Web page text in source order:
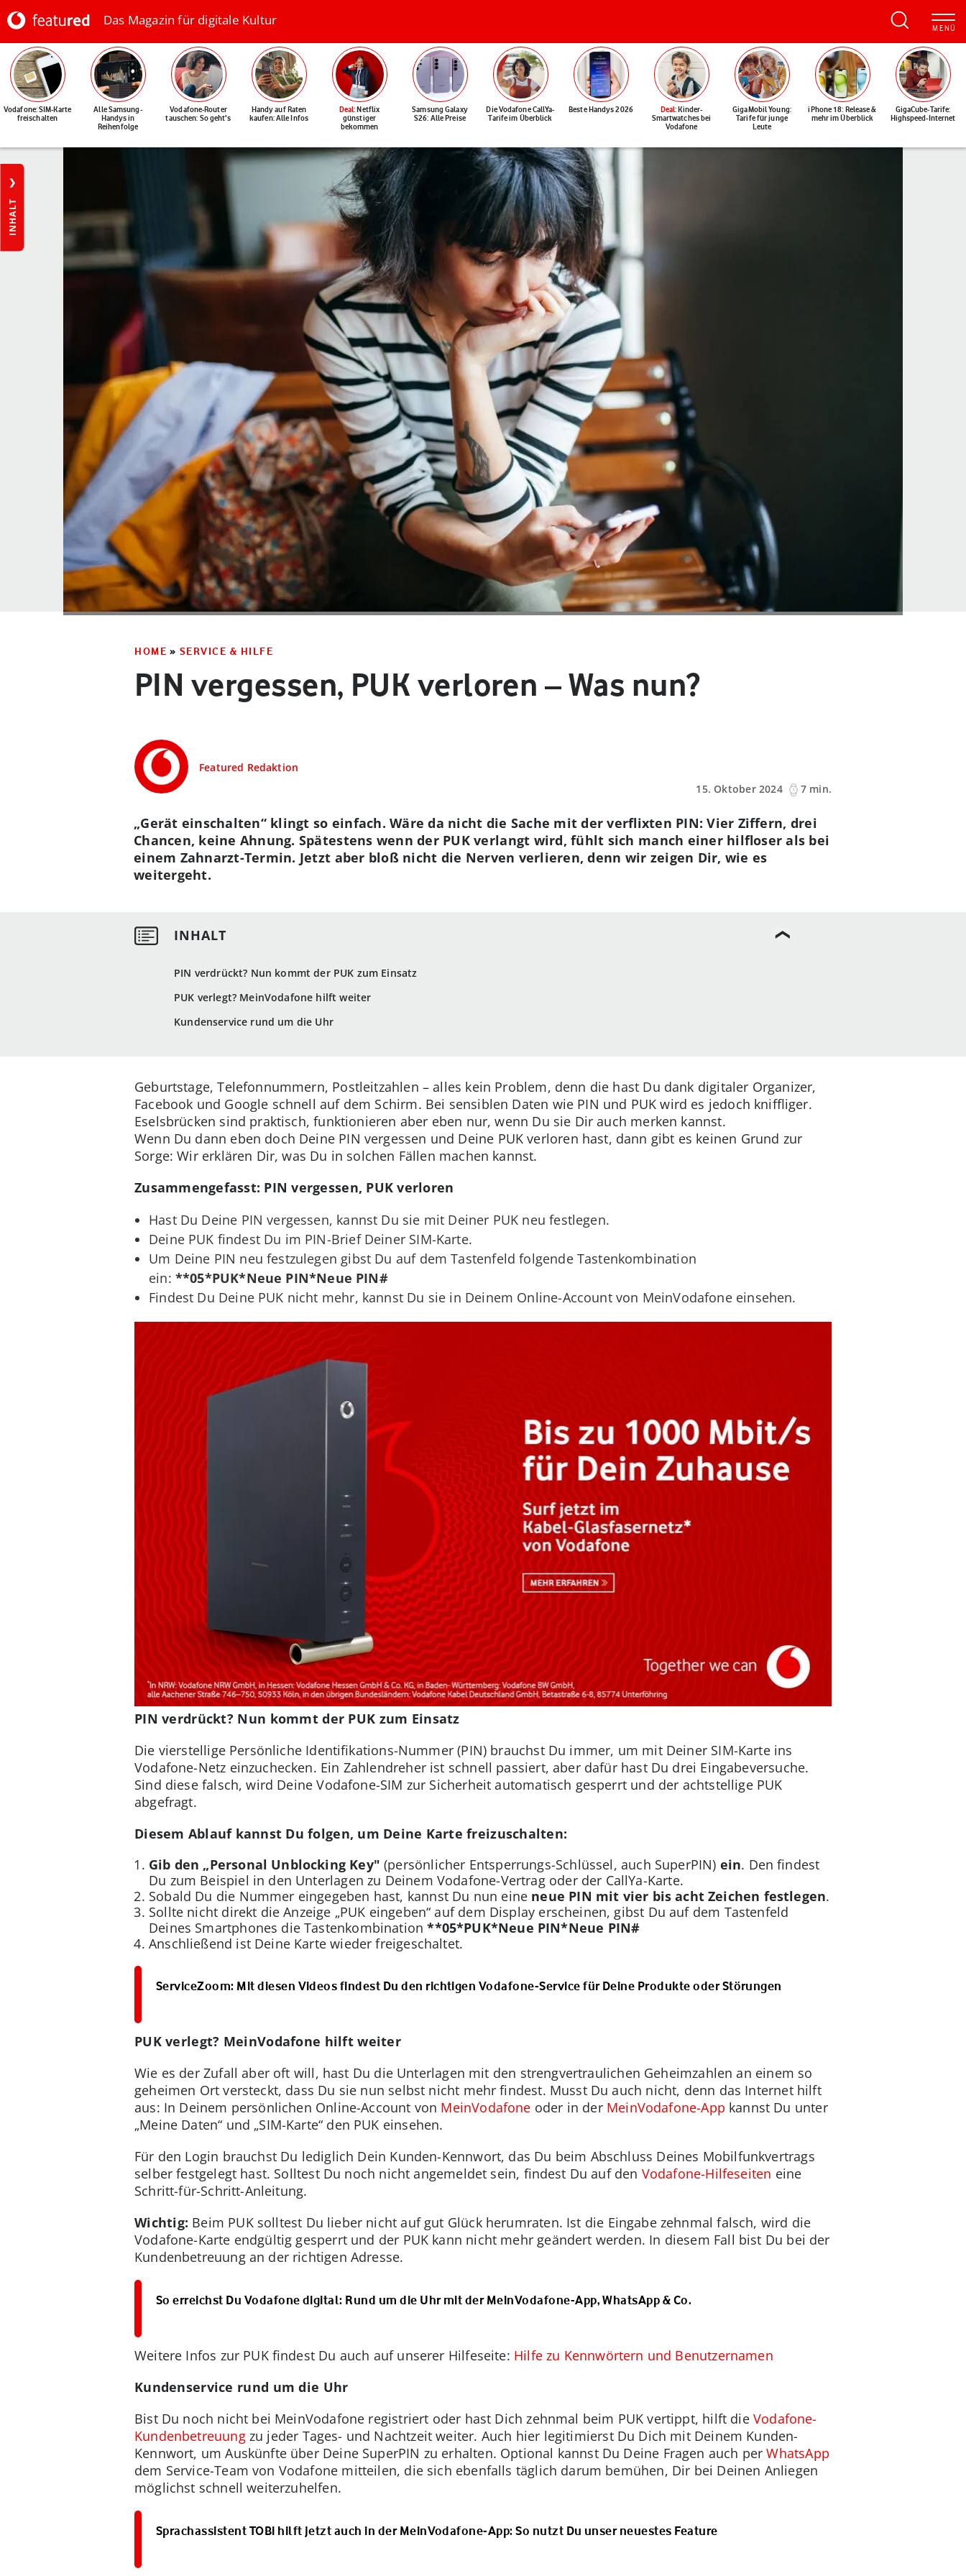
Das Magazin für digitale Kultur
Vodafone: SIM-Karte
freischalten
Alle Samsung-
Handys in
Reihenfolge
Vodafone-Router
tauschen: So geht's
Handy auf Raten
kaufen: Alle Infos
Deal: Netflix
günstiger
bekommen
Samsung Galaxy
S26: Alle Preise
Die Vodafone CallYa-
Tarife im Überblick
Beste Handys 2026 Deal: Kinder-
Smartwatches bei
Vodafone
GigaMobil Young:
Tarife für junge
Leute
iPhone 18: Release &
mehr im Überblick
GigaCube-Tarife:
Highspeed-Internet
INHALT
HOME » SERVICE & HILFE
PIN vergessen, PUK verloren – Was nun?
Featured Redaktion
15. Oktober 2024
7 min.
PIN verdrückt? Nun kommt der PUK zum Einsatz
PUK verlegt? MeinVodafone hilft weiter
Kundenservice rund um die Uhr
„Gerät einschalten“ klingt so einfach. Wäre da nicht die Sache mit der verflixten PIN: Vier Ziffern, drei
Chancen, keine Ahnung. Spätestens wenn der PUK verlangt wird, fühlt sich manch einer hilfloser als bei
einem Zahnarzt-Termin. Jetzt aber bloß nicht die Nerven verlieren, denn wir zeigen Dir, wie es
weitergeht.
Geburtstage, Telefonnummern, Postleitzahlen – alles kein Problem, denn die hast Du dank digitaler Organizer,
Facebook und Google schnell auf dem Schirm. Bei sensiblen Daten wie PIN und PUK wird es jedoch kniffliger.
Eselsbrücken sind praktisch, funktionieren aber eben nur, wenn Du sie Dir auch merken kannst.
Wenn Du dann eben doch Deine PIN vergessen und Deine PUK verloren hast, dann gibt es keinen Grund zur
Sorge: Wir erklären Dir, was Du in solchen Fällen machen kannst.
Zusammengefasst: PIN vergessen, PUK verloren
Hast Du Deine PIN vergessen, kannst Du sie mit Deiner PUK neu festlegen.
Deine PUK findest Du im PIN-Brief Deiner SIM-Karte.
Um Deine PIN neu festzulegen gibst Du auf dem Tastenfeld folgende Tastenkombination
ein: **05*PUK*Neue PIN*Neue PIN#
Findest Du Deine PUK nicht mehr, kannst Du sie in Deinem Online-Account von MeinVodafone einsehen.
PIN verdrückt? Nun kommt der PUK zum Einsatz
Die vierstellige Persönliche Identifikations-Nummer (PIN) brauchst Du immer, um mit Deiner SIM-Karte ins
Vodafone-Netz einzuchecken. Ein Zahlendreher ist schnell passiert, aber dafür hast Du drei Eingabeversuche.
Sind diese falsch, wird Deine Vodafone-SIM zur Sicherheit automatisch gesperrt und der achtstellige PUK
abgefragt.
Diesem Ablauf kannst Du folgen, um Deine Karte freizuschalten:
Gib den „Personal Unblocking Key" (persönlicher Entsperrungs-Schlüssel, auch SuperPIN) ein. Den findest
Du zum Beispiel in den Unterlagen zu Deinem Vodafone-Vertrag oder der CallYa-Karte.
Sobald Du die Nummer eingegeben hast, kannst Du nun eine neue PIN mit vier bis acht Zeichen festlegen.
Sollte nicht direkt die Anzeige „PUK eingeben“ auf dem Display erscheinen, gibst Du auf dem Tastenfeld
Deines Smartphones die Tastenkombination**05*PUK*Neue PIN*Neue PIN#
Anschließend ist Deine Karte wieder freigeschaltet.
ServiceZoom: Mit diesen Videos findest Du den richtigen Vodafone-Service für Deine Produkte oder Störungen
PUK verlegt? MeinVodafone hilft weiter
Wie es der Zufall aber oft will, hast Du die Unterlagen mit den strengvertraulichen Geheimzahlen an einem so
geheimen Ort versteckt, dass Du sie nun selbst nicht mehr findest. Musst Du auch nicht, denn das Internet hilft
aus: In Deinem persönlichen Online-Account von MeinVodafone oder in der MeinVodafone-App kannst Du unter
„Meine Daten“ und „SIM-Karte“ den PUK einsehen.
Für den Login brauchst Du lediglich Dein Kunden-Kennwort, das Du beim Abschluss Deines Mobilfunkvertrags
selber festgelegt hast. Solltest Du noch nicht angemeldet sein, findest Du auf den Vodafone-Hilfeseiten eine
Schritt-für-Schritt-Anleitung.
Wichtig: Beim PUK solltest Du lieber nicht auf gut Glück herumraten. Ist die Eingabe zehnmal falsch, wird die
Vodafone-Karte endgültig gesperrt und der PUK kann nicht mehr geändert werden. In diesem Fall bist Du bei der
Kundenbetreuung an der richtigen Adresse.
So erreichst Du Vodafone digital: Rund um die Uhr mit der MeinVodafone-App, WhatsApp & Co.
Weitere Infos zur PUK findest Du auch auf unserer Hilfeseite: Hilfe zu Kennwörtern und Benutzernamen
Kundenservice rund um die Uhr
Bist Du noch nicht bei MeinVodafone registriert oder hast Dich zehnmal beim PUK vertippt, hilft die Vodafone-
Kundenbetreuungzu jeder Tages- und Nachtzeit weiter. Auch hier legitimierst Du Dich mit Deinem Kunden-
Kennwort, um Auskünfte über Deine SuperPIN zu erhalten. Optional kannst Du Deine Fragen auch perWhatsApp
dem Service-Team von Vodafone mitteilen, die sich ebenfalls täglich darum bemühen, Dir bei Deinen Anliegen
möglichst schnell weiterzuhelfen.
Sprachassistent TOBi hilft jetzt auch in der MeinVodafone-App: So nutzt Du unser neuestes Feature